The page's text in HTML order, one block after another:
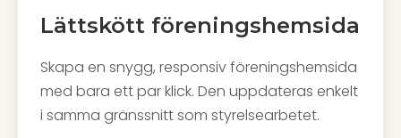
Lättskött föreningshemsida
Skapa en snygg, responsiv föreningshemsida
med bara ett par klick. Den uppdateras enkelt
i samma gränssnitt som styrelsearbetet.